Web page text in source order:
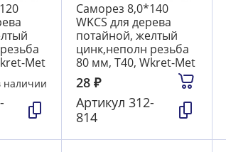
Met
наличии
Саморез 8,0*140
WKCS для дерева
потайной, желтый
цинк,неполн резьба
80 мм, T40, Wkret-Met
28₽
Артикул312-
814